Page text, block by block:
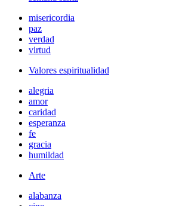
misericordia
paz
verdad
virtud
Valores espiritualidad
alegria
amor
caridad
esperanza
fe
gracia
humildad
Arte
alabanza